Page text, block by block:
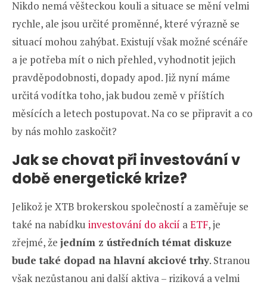
Nikdo nemá věšteckou kouli a situace se mění velmi
rychle, ale jsou určité proměnné, které výrazně se
situací mohou zahýbat. Existují však možné scénáře
a je potřeba mít o nich přehled, vyhodnotit jejich
pravděpodobnosti, dopady apod. Již nyní máme
určitá vodítka toho, jak budou země v příštích
měsících a letech postupovat. Na co se připravit a co
by nás mohlo zaskočit?
Jak se chovat při investování v
době energetické krize?
Jelikož je XTB brokerskou společností a zaměřuje se
také na nabídku investování do akcií aETF, je
zřejmé, že jedním z ústředních témat diskuze
bude také dopad na hlavní akciové trhy. Stranou
však nezůstanou ani další aktiva – riziková a velmi